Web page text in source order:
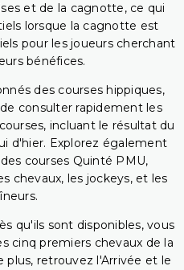
et de la cagnotte, ce qui
lorsque la cagnotte est
pour les joueurs cherchant
bénéfices.
des courses hippiques,
consulter rapidement les
incluant le résultat du
d'hier. Explorez également
courses Quinté PMU,
chevaux, les jockeys, et les
qu'ils sont disponibles, vous
cinq premiers chevaux de la
plus, retrouvez l'Arrivée et le